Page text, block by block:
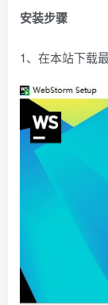
安装步骤
1、在本站下载